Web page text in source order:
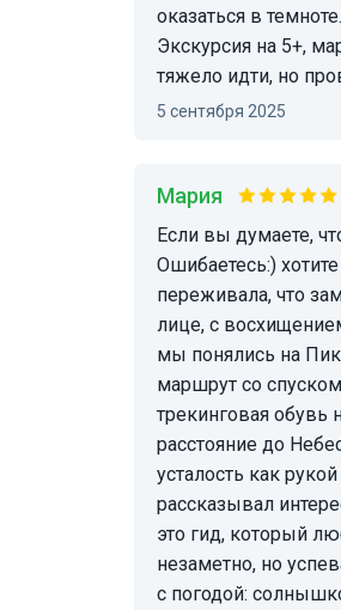
оказаться в
Экскурсия на 5+,
тяжело идти, но
5 сентября 2025
Мария
Если вы думаете, что прокатившись на канатке с Шымбулака и вы увидели горы?
Ошибаетесь:)
переживала, что
лице, с
мы понялись на
маршрут со
трекинговая обувь
расстояние до
усталость как
рассказывал
это гид, который
незаметно, но
с погодой: